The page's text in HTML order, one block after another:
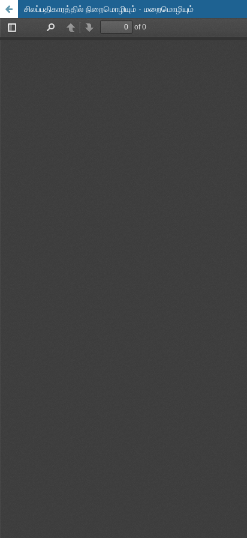
சிலப்பதிகாரத்தில் நிறைமொழியும் - மறைமொழியும்